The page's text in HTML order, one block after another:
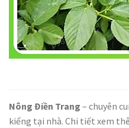
Nông Điền Trang – chuyên
kiểng tại nhà. Chi tiết xem